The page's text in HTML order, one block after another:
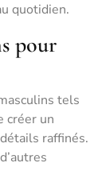
quotidien.
pour
tels
créer un
raffinés.